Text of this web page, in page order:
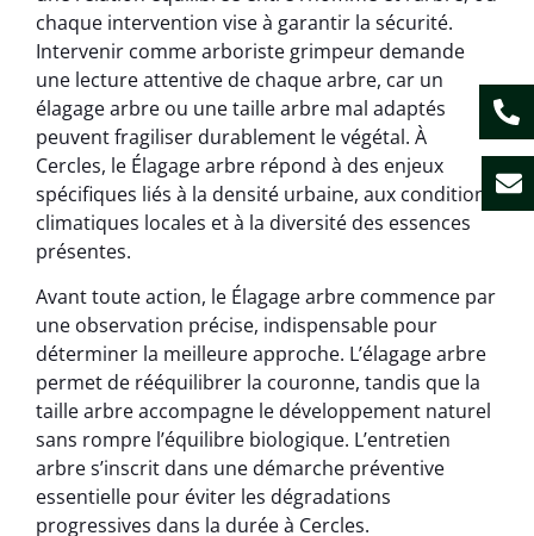
chaque intervention vise à garantir la sécurité.
Intervenir comme arboriste grimpeur demande
une lecture attentive de chaque arbre, car un
élagage arbre ou une taille arbre mal adaptés
peuvent fragiliser durablement le végétal. À
Cercles, le Élagage arbre répond à des enjeux
spécifiques liés à la densité urbaine, aux conditions
climatiques locales et à la diversité des essences
présentes.
Avant toute action, le Élagage arbre commence par
une observation précise, indispensable pour
déterminer la meilleure approche. L’élagage arbre
permet de rééquilibrer la couronne, tandis que la
taille arbre accompagne le développement naturel
sans rompre l’équilibre biologique. L’entretien
arbre s’inscrit dans une démarche préventive
essentielle pour éviter les dégradations
progressives dans la durée à Cercles.